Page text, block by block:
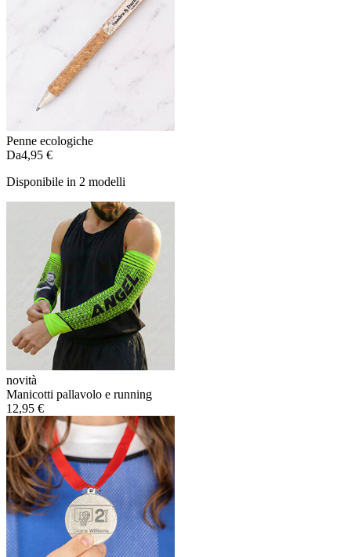
Penne ecologiche
Da4,95 €
Disponibile in 2 modelli
novità
Manicotti pallavolo e running
12,95 €